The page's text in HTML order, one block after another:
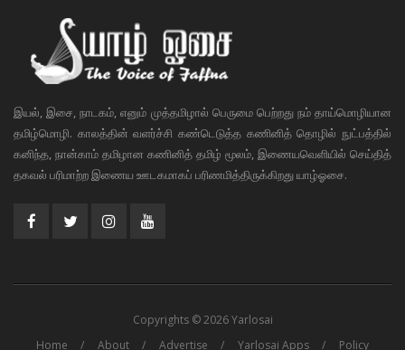
இயல், இசை, நாடகம், எனும் முத்தமிழால் பெருமை பெற்றது நம் தாய்மொழியான
தமிழ்மொழி. காலத்தின் வளர்ச்சி கண்டெடுத்த கணினித் தொழில் நுட்பத்தில்
கனிந்த, நான்காம் தமிழான கணினித் தமிழ் மூலம், இணையவெளியில் செய்தித்
தகவல் பரிமாற்ற இணைய ஊடகமாகப் பரிணமித்திருக்கிறது யாழ்ஓசை.
Copyrights © 2026 Yarlosai
Home
About Advertise Yarlosai Apps Policy